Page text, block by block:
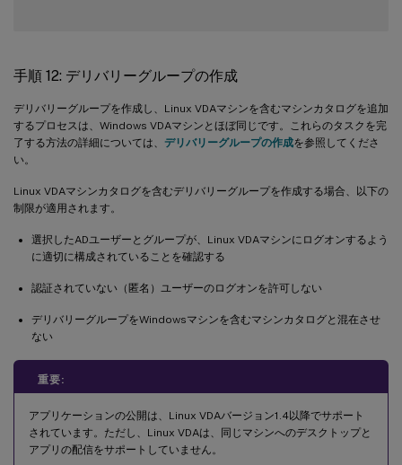
手順 12: デリバリーグループの作成
デリバリーグループを作成し、Linux VDAマシンを含むマシンカタログを追加
するプロセスは、Windows VDAマシンとほぼ同じです。これらのタスクを完
了する方法の詳細については、 デリバリーグループの作成を参照してくださ
い。
Linux VDAマシンカタログを含むデリバリーグループを作成する場合、以下の
制限が適用されます。
選択したADユーザーとグループが、Linux VDAマシンにログオンするよう
に適切に構成されていることを確認する
認証されていない（匿名）ユーザーのログオンを許可しない
デリバリーグループをWindowsマシンを含むマシンカタログと混在させ
ない
重要:
アプリケーションの公開は、Linux VDAバージョン1.4以降でサポート
されています。ただし、Linux VDAは、同じマシンへのデスクトップと
アプリの配信をサポートしていません。